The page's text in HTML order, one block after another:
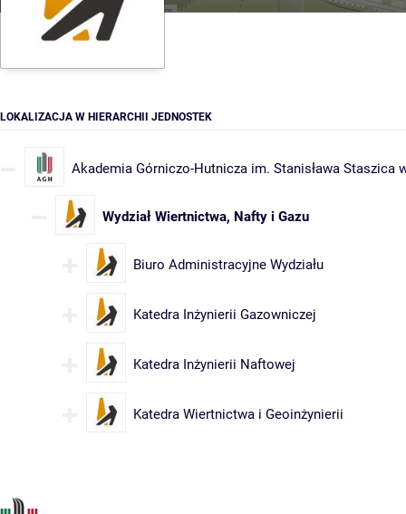
LOKALIZACJA W HIERARCHII JEDNOSTEK
Akademia Górniczo-Hutnicza im. Stanisława Staszica
Wydział Wiertnictwa, Nafty i Gazu
Biuro Administracyjne Wydziału
Katedra Inżynierii Gazowniczej
Katedra Inżynierii Naftowej
Katedra Wiertnictwa i Geoinżynierii